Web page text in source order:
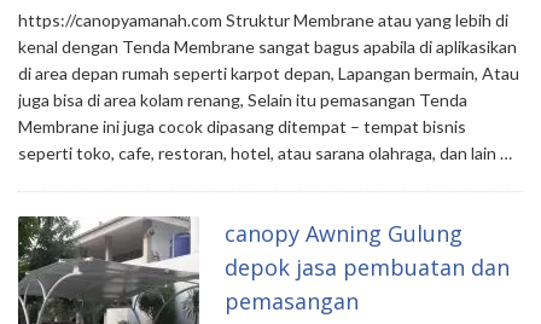
https://canopyamanah.com Struktur Membrane atau yang lebih di
kenal dengan Tenda Membrane sangat bagus apabila di aplikasikan
di area depan rumah seperti karpot depan, Lapangan bermain, Atau
juga bisa di area kolam renang, Selain itu pemasangan Tenda
Membrane ini juga cocok dipasang ditempat – tempat bisnis
seperti toko, cafe, restoran, hotel, atau sarana olahraga, dan lain …
canopy Awning Gulung
depok jasa pembuatan dan
pemasangan